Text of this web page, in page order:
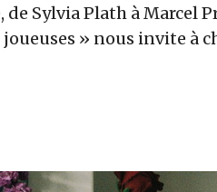
de Sylvia Plath à Marcel
joueuses » nous invite à